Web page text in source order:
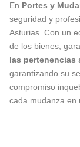
En Portes y
seguridad y
Asturias. Con un
de los bienes,
las pertenencias
garantizando su
compromiso
cada mudanza en